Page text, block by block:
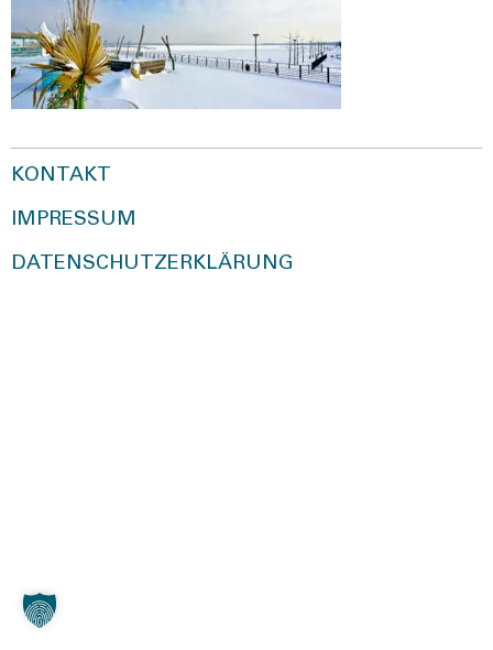
KONTAKT
IMPRESSUM
DATENSCHUTZERKLÄRUNG